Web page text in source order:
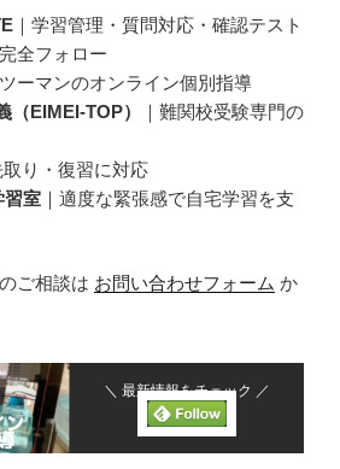
｜学習管理・質問対応・確認テスト
全フォロー
ツーマンのオンライン個別指導
（EIMEI-TOP）
｜難関校受験専門の
取り・復習に対応
習室 ｜適度な緊張感で自宅学習を支
ご相談は お問い合わせフォーム か
＼ 最新情報をチェック ／